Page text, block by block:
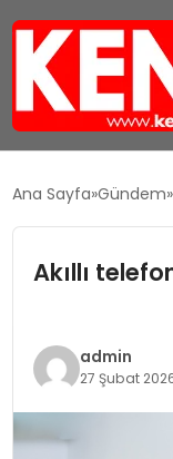
EĞITIM
TEKNOLOJI
Ana Sayfa Gündem
Akıllı
admin
27 Şubat